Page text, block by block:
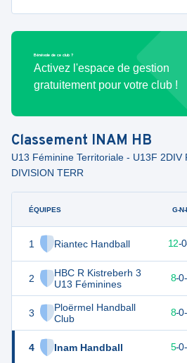
Bénévole de ce club ?
Activez l'espace de gestion
gratuitement pour votre club !
Classement INAM HB
U13 Féminine Territoriale - U13F 2DIV
DIVISION TERR
ÉQUIPES
1 Riantec Handball
2
HBC R Kistreberh 3
U13 Féminines
3
Ploërmel Handball
Club
4 Inam Handball
G-
36 12-0
28 8-0-
28 8-0-
5-0-